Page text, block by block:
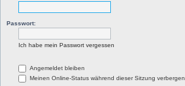
Passwort:
Ich habe mein Passwort vergessen
Angemeldet bleiben
Meinen Online-Status während dieser Sitzung verbergen